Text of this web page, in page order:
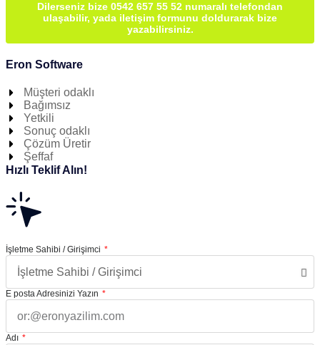
Dilerseniz bize 0542 657 55 52 numaralı telefondan
ulaşabilir, yada iletişim formunu doldurarak bize
yazabilirsiniz.
Eron Software
Müşteri odaklı
Bağımsız
Yetkili
Sonuç odaklı
Çözüm Üretir
Şeffaf
Hızlı Teklif Alın!
İşletme Sahibi / Girişimci
E posta Adresinizi Yazın
Adı